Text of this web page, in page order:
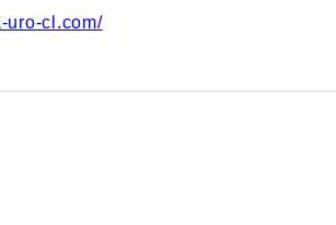
uro-cl.com/